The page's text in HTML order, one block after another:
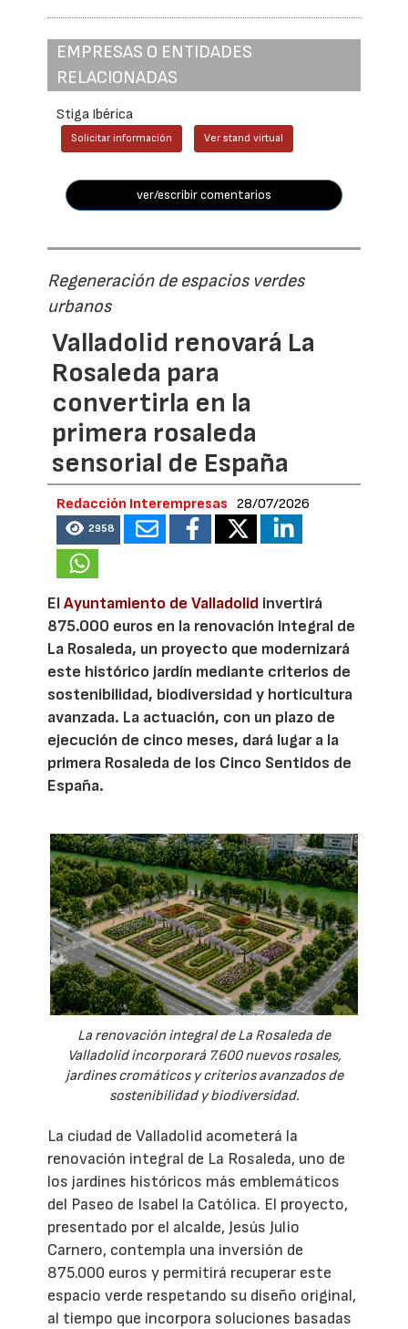
EMPRESAS O ENTIDADES
RELACIONADAS
Stiga Ibérica
Solicitar información Ver stand virtual
ver/escribir comentarios
Regeneración de espacios verdes
urbanos
Valladolid renovará La
Rosaleda para
convertirla en la
primera rosaleda
sensorial de España
Redacción Interempresas 28/07/2026
2958
ElAyuntamiento de Valladolid invertirá
875.000 euros en la renovación integral de
La Rosaleda, un proyecto que modernizará
este histórico jardín mediante criterios de
sostenibilidad, biodiversidad y horticultura
avanzada. La actuación, con un plazo de
ejecución de cinco meses, dará lugar a la
primera Rosaleda de los Cinco Sentidos de
España.
La renovación integral de La Rosaleda de
Valladolid incorporará 7.600 nuevos rosales,
jardines cromáticos y criterios avanzados de
sostenibilidad y biodiversidad.
La ciudad de Valladolid acometerá la
renovación integral de La Rosaleda, uno de
los jardines históricos más emblemáticos
del Paseo de Isabel la Católica. El proyecto,
presentado por el alcalde, Jesús Julio
Carnero, contempla una inversión de
875.000 euros y permitirá recuperar este
espacio verde respetando su diseño original,
al tiempo que incorpora soluciones basadas